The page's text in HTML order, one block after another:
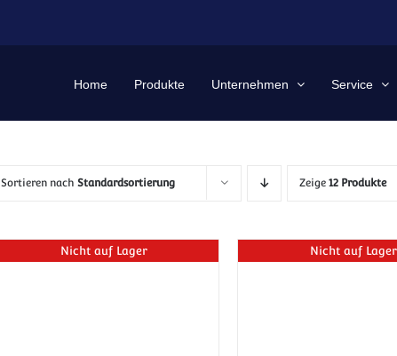
Home Produkte Unternehmen Service
Sortieren nachStandardsortierung Zeige12 Produkte
Nicht auf Lager Nicht auf Lager